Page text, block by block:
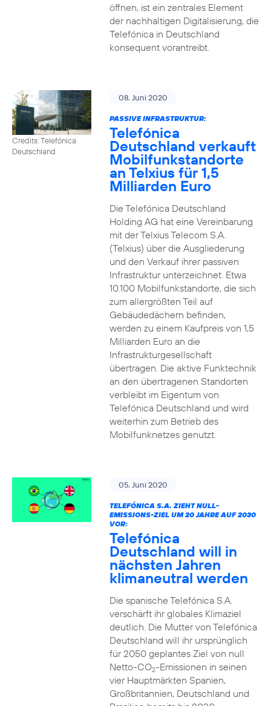
öffnen, ist ein zentrales Element
der nachhaltigen Digitalisierung, die
Telefónica in Deutschland
konsequent vorantreibt.
Credits: Telefónica
Deutschland
08. Juni 2020
PASSIVE INFRASTRUKTUR:
Telefónica
Deutschland verkauft
Mobilfunkstandorte
an Telxius für 1,5
Milliarden Euro
Die Telefónica Deutschland
Holding AG hat eine Vereinbarung
mit der Telxius Telecom S.A.
(Telxius) über die Ausgliederung
und den Verkauf ihrer passiven
Infrastruktur unterzeichnet. Etwa
10.100 Mobilfunkstandorte, die sich
zum allergrößten Teil auf
Gebäudedächern befinden,
werden zu einem Kaufpreis von 1,5
Milliarden Euro an die
Infrastrukturgesellschaft
übertragen. Die aktive Funktechnik
an den übertragenen Standorten
verbleibt im Eigentum von
Telefónica Deutschland und wird
weiterhin zum Betrieb des
Mobilfunknetzes genutzt.
05. Juni 2020
TELEFÓNICA S.A. ZIEHT NULL-
EMISSIONS-ZIEL UM 20 JAHRE AUF 2030
VOR:
Telefónica
Deutschland will in
nächsten Jahren
klimaneutral werden
Die spanische Telefónica S.A.
verschärft ihr globales Klimaziel
deutlich. Die Mutter von Telefónica
Deutschland will ihr ursprünglich
für 2050 geplantes Ziel von null
Netto-CO2-Emissionen in seinen
vier Hauptmärkten Spanien,
Großbritannien, Deutschland und